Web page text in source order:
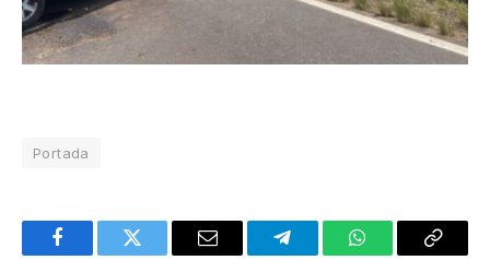
Portada
FacebookTwitter Email TelegramWhatsAppCopy